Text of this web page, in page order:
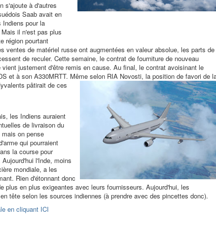
s'ajoute à d'autres
Saab avait en
Indiens pour la
il n'est pas plus
région pourtant
ventes de matériel russe ont augmentées en valeur absolue, les parts de
de reculer. Cette semaine, le contrat de fourniture de nouveau
justement d'être remis en cause. Au final, le contrat avoisinant le
et à son A330MRTT. Même selon RIA Novosti, la position de favori de
pâtirait de ces
les Indiens auraient
de livraison du
on pense
qui pourraient
la course pour
l'Inde, moins
mondiale, a les
Rien d'étonnant donc
plus en plus exigeantes avec leurs fournisseurs. Aujourd'hui, les
tête selon les sources indiennes (à prendre avec des pincettes donc).
en cliquant ICI